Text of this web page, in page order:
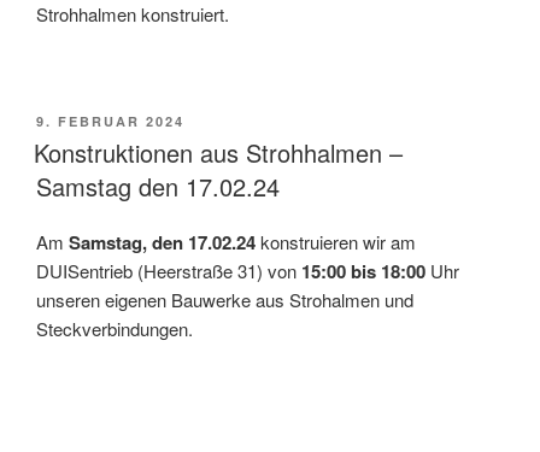
Strohhalmen konstruiert.
VERÖFFENTLICHT
AM
9. FEBRUAR 2024
Konstruktionen aus Strohhalmen –
Samstag den 17.02.24
Am Samstag, den 17.02.24konstruieren wir am
DUISentrieb (Heerstraße 31) von 15:00 bis 18:00 Uhr
unseren eigenen Bauwerke aus Strohalmen und
Steckverbindungen.